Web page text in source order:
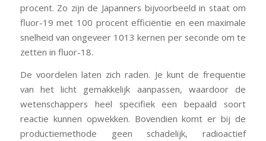
procent. Zo zijn de Japanners bijvoorbeeld in staat om
fluor-19 met 100 procent efficiëntie en een maximale
snelheid van ongeveer 1013 kernen per seconde om te
zetten in fluor-18.
De voordelen laten zich raden. Je kunt de frequentie
van het licht gemakkelijk aanpassen, waardoor de
wetenschappers heel specifiek een bepaald soort
reactie kunnen opwekken. Bovendien komt er bij de
productiemethode geen schadelijk, radioactief